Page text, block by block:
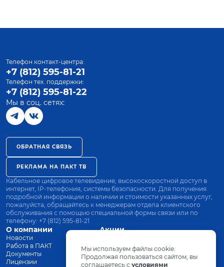
О компании
Новости
Работа в ПАКТ
Документы
Лицензии
Акции
Оплата
Оборудование
Телефон контакт-центра:
+7 (812) 595-81-21
Телефон тех. поддержки:
+7 (812) 595-81-22
Мы в соц. сетях:
ОБРАТНАЯ СВЯЗЬ
РЕКЛАМА НА ПАКТ ТВ
Кабельное цифровое телевидение, высокоскоростной доступ в
интернет, IP-телефония, системы безопасности. Для получения
подробной информации о наличии и стоимости указанных услуг,
пожалуйста, обращайтесь к менеджерам отдела клиентского
обслуживания с помощью специальной формы связи или по
телефону: +7 (812) 595-81-21
Мы используем файлы cookie.
Продолжая пользоваться сайтом, вы
соглашаетесь с условиями